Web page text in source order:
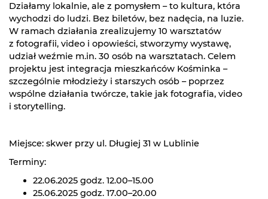
Działamy lokalnie, ale z pomysłem – to kultura, która
wychodzi do ludzi. Bez biletów, bez nadęcia, na luzie.
W ramach działania zrealizujemy 10 warsztatów
z fotografii, video i opowieści, stworzymy wystawę,
udział weźmie m.in. 30 osób na warsztatach. Celem
projektu jest integracja mieszkańców Kośminka –
szczególnie młodzieży i starszych osób – poprzez
wspólne działania twórcze, takie jak fotografia, video
i storytelling.
Miejsce: skwer przy ul. Długiej 31 w Lublinie
Terminy:
22.06.2025 godz. 12.00–15.00
25.06.2025 godz. 17.00–20.00